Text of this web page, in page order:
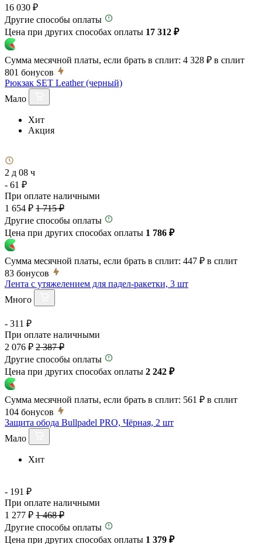
16 030 ₽
Другие способы оплаты
Цена при других способах оплаты 17 312 ₽
Сумма месячной платы, если брать в сплит: 4 328 ₽ в сплит
801 бонусов
Рюкзак SET Leather (черный)
Мало
Хит
Акция
2 д 08 ч
- 61 ₽
При оплате наличными
1 654 ₽ 1 715 ₽
Другие способы оплаты
Цена при других способах оплаты 1 786 ₽
Сумма месячной платы, если брать в сплит: 447 ₽ в сплит
83 бонусов
Лента с утяжелением для падел-ракетки, 3 шт
Много
- 311 ₽
При оплате наличными
2 076 ₽ 2 387 ₽
Другие способы оплаты
Цена при других способах оплаты 2 242 ₽
Сумма месячной платы, если брать в сплит: 561 ₽ в сплит
104 бонусов
Защита обода Bullpadel PRO, Чёрная, 2 шт
Мало
Хит
- 191 ₽
При оплате наличными
1 277 ₽ 1 468 ₽
Другие способы оплаты
Цена при других способах оплаты 1 379 ₽